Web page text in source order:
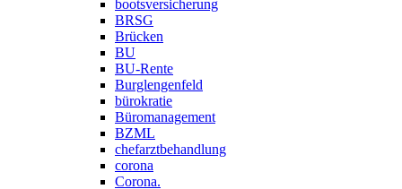
bootsversicherung
BRSG
Brücken
BU
BU-Rente
Burglengenfeld
bürokratie
Büromanagement
BZML
chefarztbehandlung
corona
Corona.